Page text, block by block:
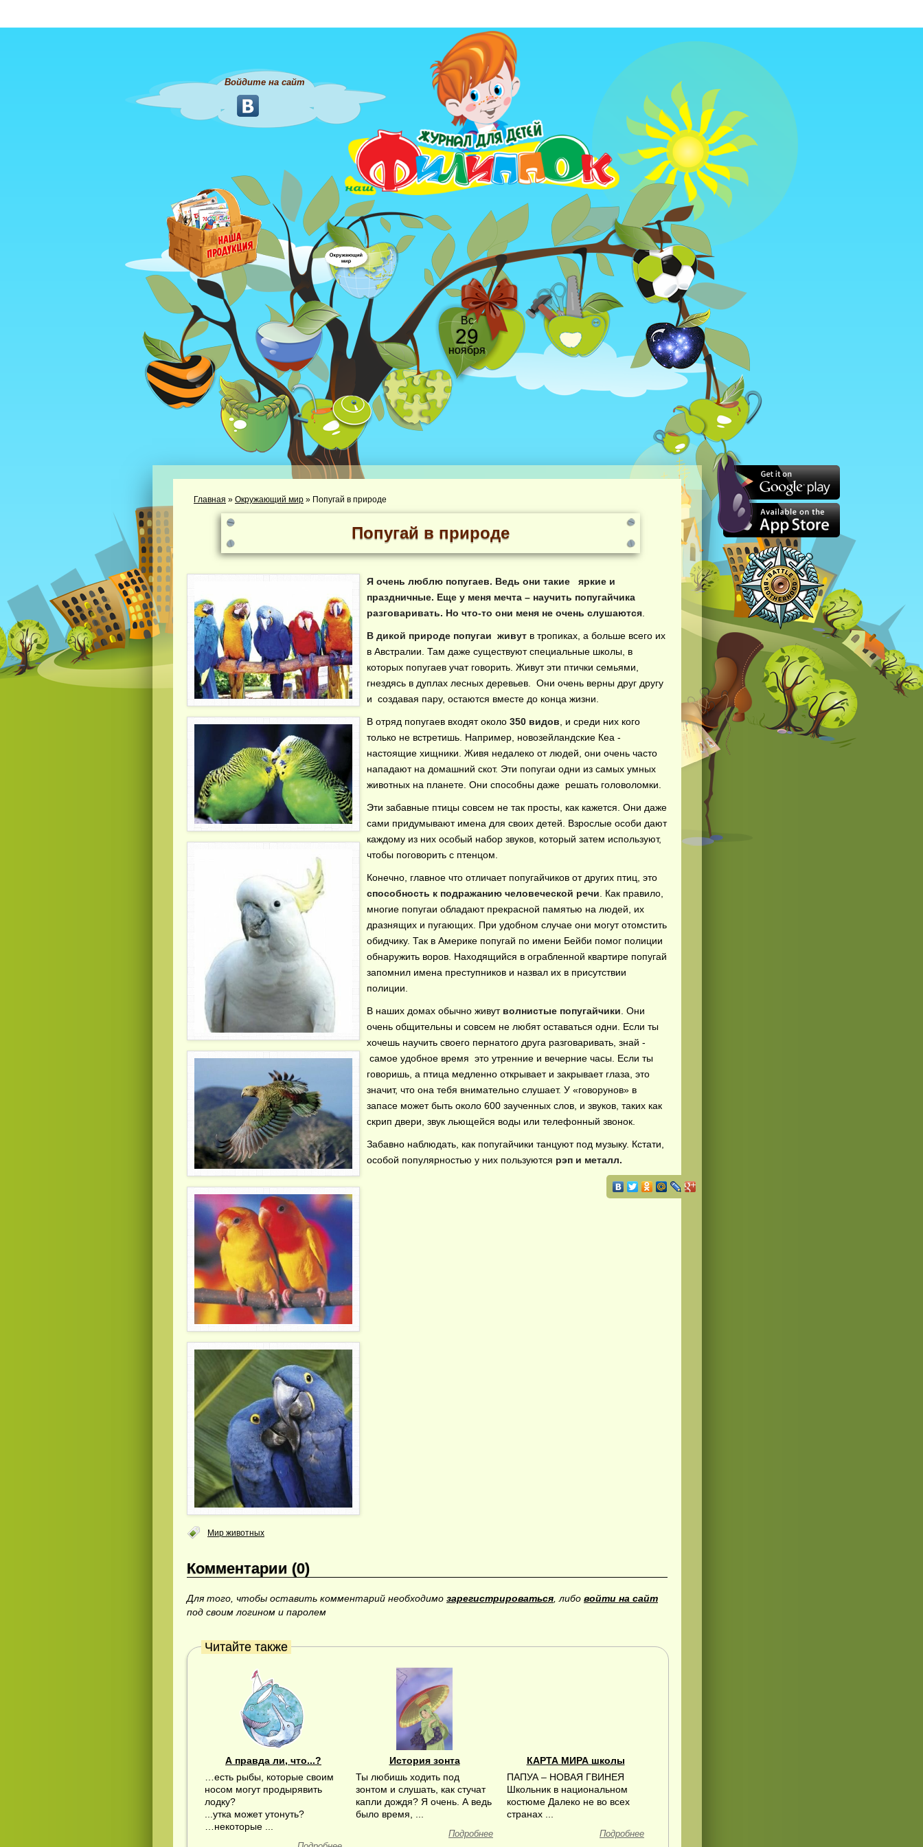
Войдите на сайт
Вс
29
ноября
Главная » Окружающий мир » Попугай в природе
Попугай в природе
Я очень люблю попугаев. Ведь они такие яркие и
праздничные. Еще у меня мечта – научить попугайчика
разговаривать. Но что-то они меня не очень слушаются
В дикой природе попугаи живут в тропиках, а больше всего их
в Австралии. Там даже существуют специальные школы, в
которых попугаев учат говорить. Живут эти птички семьями,
гнездясь в дуплах лесных деревьев. Они очень верны друг другу
и создавая пару, остаются вместе до конца жизни.
В отряд попугаев входят около 350 видов , и среди них кого
только не встретишь. Например, новозейландские Кеа -
настоящие хищники. Живя недалеко от людей, они очень часто
нападают на домашний скот. Эти попугаи одни из самых умных
животных на планете. Они способны даже решать головоломки.
Эти забавные птицы совсем не так просты, как кажется. Они даже
сами придумывают имена для своих детей. Взрослые особи дают
каждому из них особый набор звуков, который затем используют,
чтобы поговорить с птенцом.
Конечно, главное что отличает попугайчиков от других птиц, это
способность к подражанию человеческой речи . Как правило,
многие попугаи обладают прекрасной памятью на людей, их
дразнящих и пугающих. При удобном случае они могут отомстить
обидчику. Так в Америке попугай по имени Бейби помог полиции
обнаружить воров. Находящийся в ограбленной квартире попугай
запомнил имена преступников и назвал их в присутствии
полиции.
В наших домах обычно живут волнистые попугайчики . Они
очень общительны и совсем не любят оставаться одни. Если ты
хочешь научить своего пернатого друга разговаривать, знай -
самое удобное время это утренние и вечерние часы. Если ты
говоришь, а птица медленно открывает и закрывает глаза, это
значит, что она тебя внимательно слушает. У «говорунов» в
запасе может быть около 600 заученных слов, и звуков, таких как
скрип двери, звук льющейся воды или телефонный звонок.
Забавно наблюдать, как попугайчики танцуют под музыку. Кстати,
особой популярностью у них пользуются рэп и металл.
Мир животных
Комментарии (0)
Для того, чтобы оставить комментарий необходимо зарегистрироваться , либо войти на сайт
под своим логином и паролем
Читайте также
А правда ли, что...?
…есть рыбы, которые своим
носом могут продырявить
лодку?
...утка может утонуть?
…некоторые ...
История зонта
Ты любишь ходить под
зонтом и слушать, как стучат
капли дождя? Я очень. А ведь
было время, ...
Подробнее
КАРТА МИРА школы
ПАПУА – НОВАЯ ГВИНЕЯ
Школьник в национальном
костюме Далеко не во всех
странах ...
Подробнее